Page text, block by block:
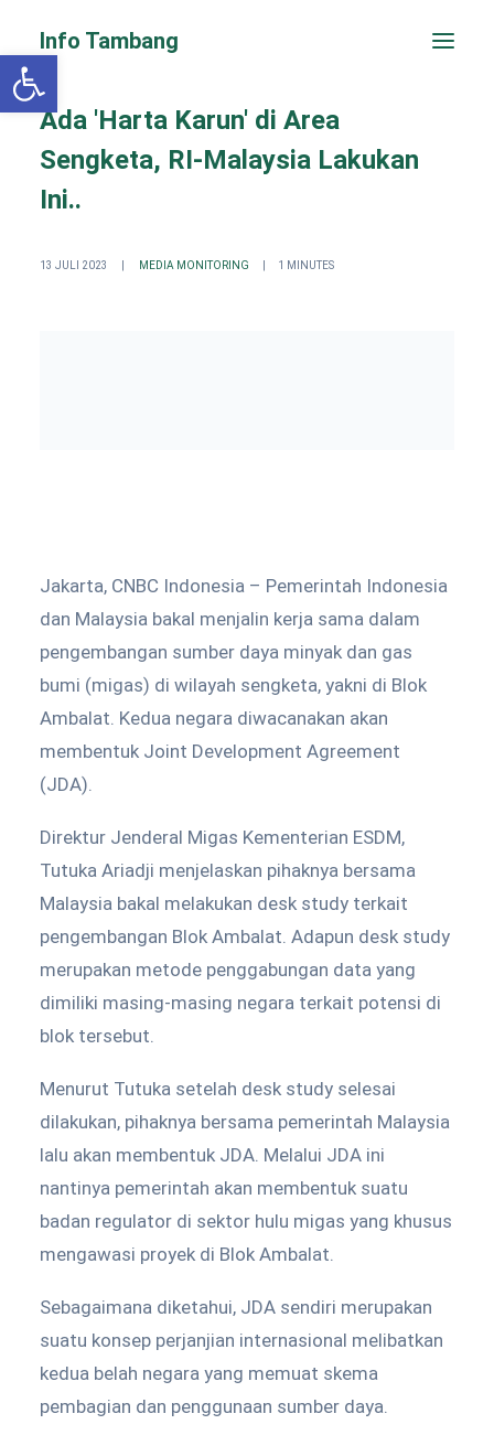
Info Tambang
Ada 'Harta Karun' di Area
Sengketa, RI-Malaysia Lakukan
Ini..
13 JULI 2023 MEDIA MONITORING 1 MINUTES
Jakarta, CNBC Indonesia – Pemerintah Indonesia
dan Malaysia bakal menjalin kerja sama dalam
pengembangan sumber daya minyak dan gas
bumi (migas) di wilayah sengketa, yakni di Blok
Ambalat. Kedua negara diwacanakan akan
membentuk Joint Development Agreement
(JDA).
Direktur Jenderal Migas Kementerian ESDM,
Tutuka Ariadji menjelaskan pihaknya bersama
Malaysia bakal melakukan desk study terkait
pengembangan Blok Ambalat. Adapun desk study
merupakan metode penggabungan data yang
dimiliki masing-masing negara terkait potensi di
blok tersebut.
Menurut Tutuka setelah desk study selesai
dilakukan, pihaknya bersama pemerintah Malaysia
lalu akan membentuk JDA. Melalui JDA ini
nantinya pemerintah akan membentuk suatu
badan regulator di sektor hulu migas yang khusus
mengawasi proyek di Blok Ambalat.
Sebagaimana diketahui, JDA sendiri merupakan
suatu konsep perjanjian internasional melibatkan
kedua belah negara yang memuat skema
pembagian dan penggunaan sumber daya.
Open toolbar